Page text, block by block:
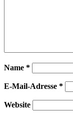
Name *
E-Mail-Adresse *
Website